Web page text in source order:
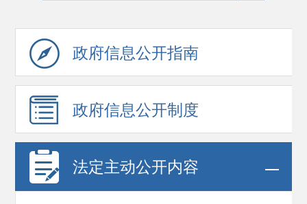
政府信息公开指南
政府信息公开制度
法定主动公开内容